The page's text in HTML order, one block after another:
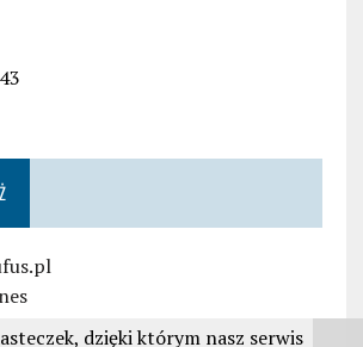
dzięki którym nasz serwis